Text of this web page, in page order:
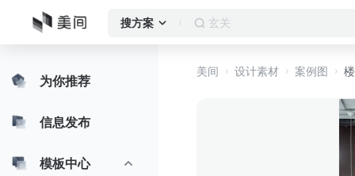
搜方案 卧室
为你推荐
信息发布
模板中心
美间 设计素材 案例图